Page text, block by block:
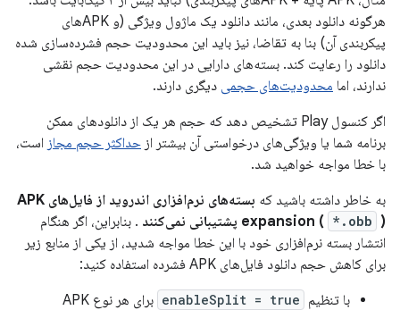
هرگونه دانلود بعدی، مانند دانلود یک ماژول ویژگی (و APKهای
پیکربندی آن) بنا به تقاضا، نیز باید این محدودیت حجم فشرده‌سازی شده
دانلود را رعایت کند. بسته‌های دارایی در این محدودیت حجم نقشی
ندارند، اما محدودیت‌های حجمی دیگری دارند.
اگر کنسول Play تشخیص دهد که حجم هر یک از دانلودهای ممکن
برنامه شما یا ویژگی‌های درخواستی آن بیشتر از حداکثر حجم مجاز است،
با خطا مواجه خواهید شد.
به خاطر داشته باشید که
بسته‌های نرم‌افزاری اندروید از فایل‌های APK
expansion ( *.obb ) پشتیبانی نمی‌کنند
. بنابراین، اگر هنگام
انتشار بسته نرم‌افزاری خود با این خطا مواجه شدید، از یکی از منابع زیر
برای کاهش حجم دانلود فایل‌های APK فشرده استفاده کنید:
با تنظیم enableSplit = true
برای هر نوع APK